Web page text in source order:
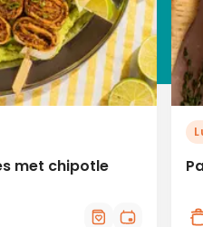
met chipotle